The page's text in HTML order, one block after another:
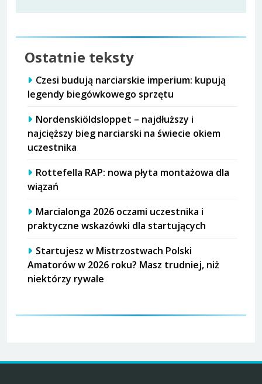
Ostatnie teksty
Czesi budują narciarskie imperium: kupują
legendy biegówkowego sprzętu
Nordenskiöldsloppet – najdłuższy i
najcięższy bieg narciarski na świecie okiem
uczestnika
Rottefella RAP: nowa płyta montażowa dla
wiązań
Marcialonga 2026 oczami uczestnika i
praktyczne wskazówki dla startujących
Startujesz w Mistrzostwach Polski
Amatorów w 2026 roku? Masz trudniej, niż
niektórzy rywale